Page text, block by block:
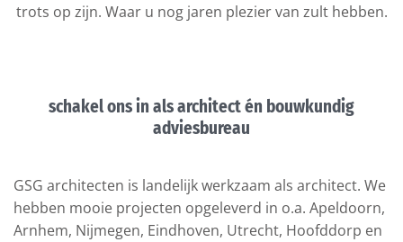
trots op zijn. Waar u nog jaren plezier van zult hebben.
schakel ons in als architect én bouwkundig
adviesbureau
GSG architecten is landelijk werkzaam als architect. We
hebben mooie projecten opgeleverd in o.a. Apeldoorn,
Arnhem, Nijmegen, Eindhoven, Utrecht, Hoofddorp en